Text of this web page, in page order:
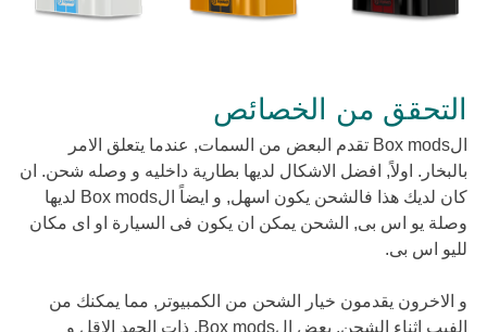
التحقق من الخصائص
الBox mods تقدم البعض من السمات, عندما يتعلق الامر
بالبخار. اولاً, افضل الاشكال لديها بطارية داخليه و وصله شحن. ان
كان لديك هذا فالشحن يكون اسهل, و ايضاً الBox mods لديها
وصلة يو اس بى, الشحن يمكن ان يكون فى السيارة او اى مكان
لليو اس بى.
و الاخرون يقدمون خيار الشحن من الكمبيوتر, مما يمكنك من
الفيب اثناء الشحن. بعض الBox mods, ذات الجهد الاقل و